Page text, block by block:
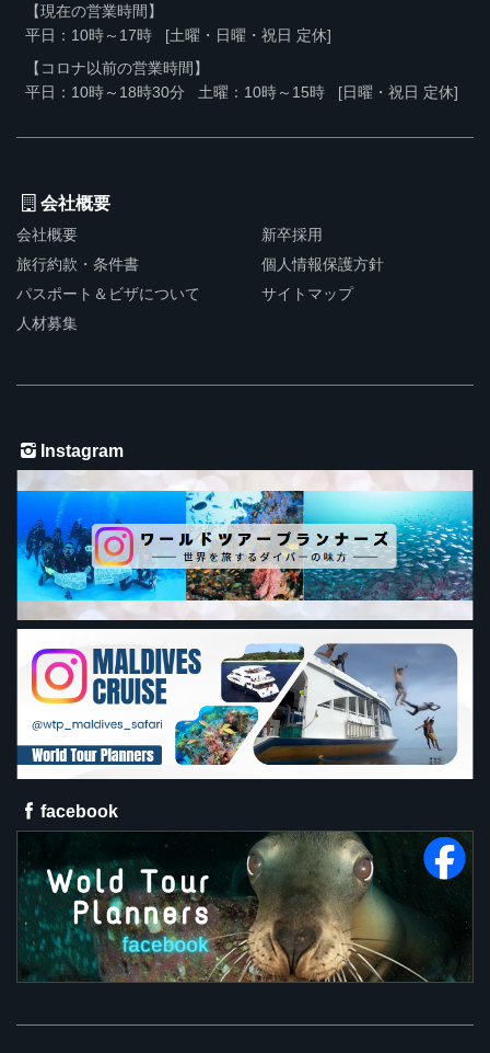
【現在の営業時間】
平日：10時～17時
[土曜・日曜・祝日 定休]
【コロナ以前の営業時間】
平日：10時～18時30分
土曜：10時～15時 [日曜・祝日 定休]
会社概要
会社概要
旅行約款・条件書
パスポート＆ビザについて
人材募集
新卒採用
個人情報保護方針
サイトマップ
Instagram
facebook